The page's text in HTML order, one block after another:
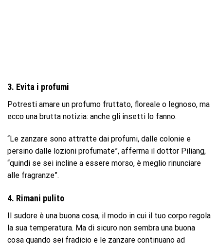
3. Evita i profumi
Potresti amare un profumo fruttato, floreale o legnoso, ma
ecco una brutta notizia: anche gli insetti lo fanno.
“Le zanzare sono attratte dai profumi, dalle colonie e
persino dalle lozioni profumate”, afferma il dottor Piliang,
“quindi se sei incline a essere morso, è meglio rinunciare
alle fragranze”.
4. Rimani pulito
Il sudore è una buona cosa, il modo in cui il tuo corpo regola
la sua temperatura. Ma di sicuro non sembra una buona
cosa quando sei fradicio e le zanzare continuano ad